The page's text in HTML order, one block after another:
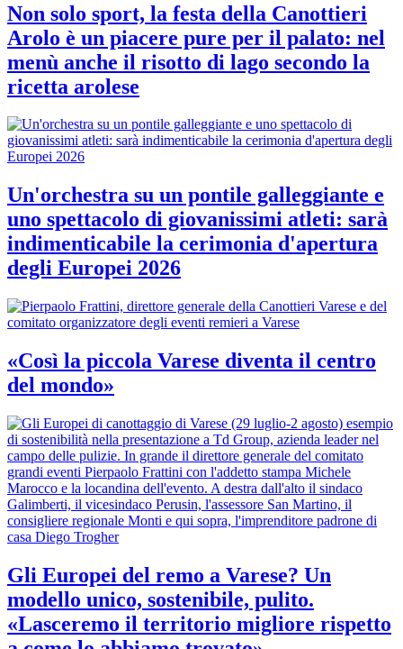
Non solo sport, la festa della Canottieri
Arolo è un piacere pure per il palato: nel
menù anche il risotto di lago secondo la
ricetta arolese
Un'orchestra su un pontile galleggiante e
uno spettacolo di giovanissimi atleti: sarà
indimenticabile la cerimonia d'apertura
degli Europei 2026
«Così la piccola Varese diventa il centro
del mondo»
Gli Europei del remo a Varese? Un
modello unico, sostenibile, pulito.
«Lasceremo il territorio migliore rispetto